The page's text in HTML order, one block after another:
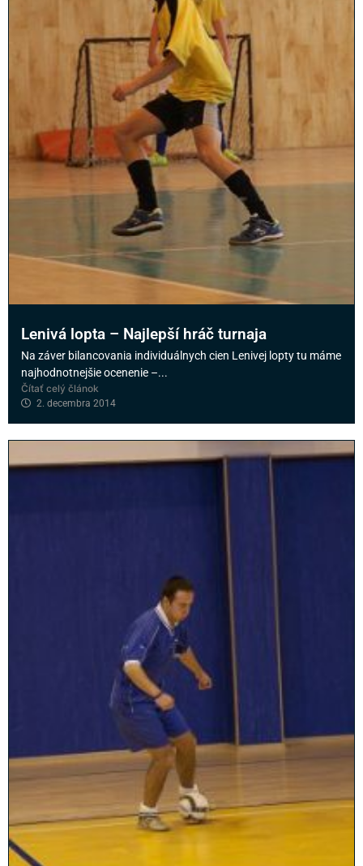
Lenivá lopta – Najlepší hráč turnaja
Na záver bilancovania individuálnych cien Lenivej lopty tu máme
najhodnotnejšie ocenenie –...
Čítať celý článok
2. decembra 2014